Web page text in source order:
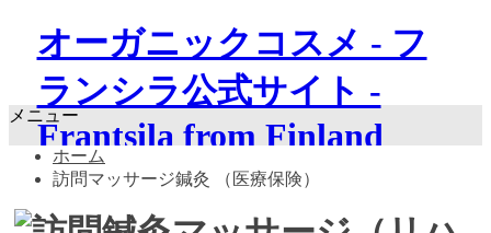
オーガニックコスメ - フ
ランシラ公式サイト -
Frantsila from Finland
メニュー
ホーム
訪問マッサージ鍼灸 （医療保険）